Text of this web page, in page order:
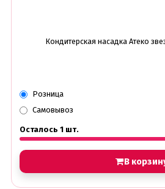
Кондитерская насадка Атеко
Розница
Самовывоз
Осталось 1 шт.
В